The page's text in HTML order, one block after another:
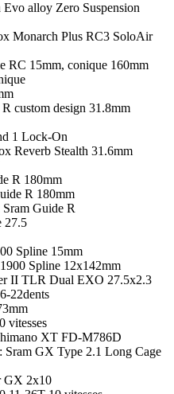
alloy Zero Suspension
Monarch Plus RC3 SoloAir
RC 15mm, conique 160mm
custom design 31.8mm
1 Lock-On
Reverb Stealth 31.6mm
R 180mm
R 180mm
Guide R
27.5
Spline 15mm
Spline 12x142mm
II TLR Dual EXO 27.5x2.3
22dents
vitesses
XT FD-M786D
GX Type 2.1 Long Cage
GX 2x10